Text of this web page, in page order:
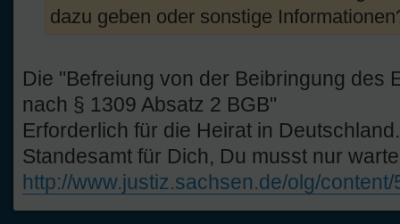
dazu geben oder sonstige
Die "Befreiung von der Beibringung des
nach § 1309 Absatz 2 BGB"
Erforderlich für die Heirat in
Standesamt für Dich, Du musst nur
http://www.justiz.sachsen.de/olg/content/